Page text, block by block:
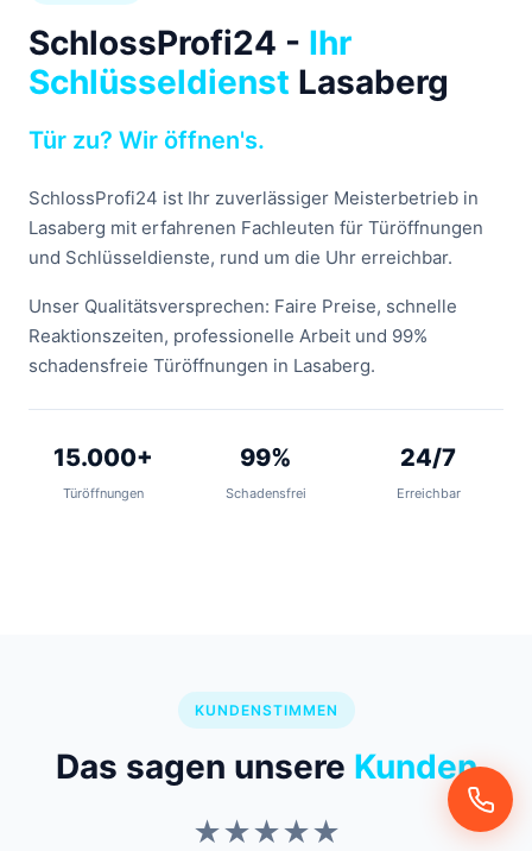
SchlossProfi24 - Ihr
Schlüsseldienst Lasaberg
Tür zu? Wir öffnen's.
SchlossProfi24 ist Ihr zuverlässiger Meisterbetrieb in
Lasaberg mit erfahrenen Fachleuten für Türöffnungen
und Schlüsseldienste, rund um die Uhr erreichbar.
Unser Qualitätsversprechen: Faire Preise, schnelle
Reaktionszeiten, professionelle Arbeit und 99%
schadensfreie Türöffnungen in Lasaberg.
15.000+
Türöffnungen
99%
Schadensfrei
24/7
Erreichbar
KUNDENSTIMMEN
Das sagen unsere Kunden
★★★★★